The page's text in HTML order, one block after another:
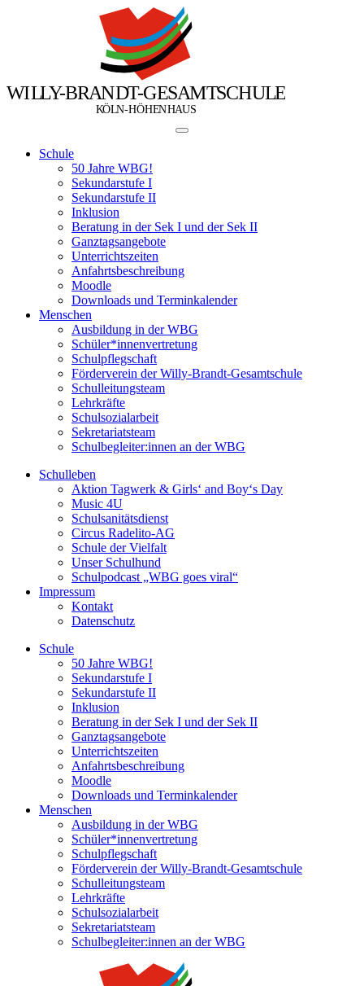
WILLY-BRANDT-GESAMTSCHULE
KÖLN-HÖHENHAUS
Schule
50 Jahre WBG!
Sekundarstufe I
Sekundarstufe II
Inklusion
Beratung in der Sek I und der Sek II
Ganztagsangebote
Unterrichtszeiten
Anfahrtsbeschreibung
Moodle
Downloads und Terminkalender
Menschen
Ausbildung in der WBG
Schüler*innenvertretung
Schulpflegschaft
Förderverein der Willy-Brandt-Gesamtschule
Schulleitungsteam
Lehrkräfte
Schulsozialarbeit
Sekretariatsteam
Schulbegleiter:innen an der WBG
Schulleben
Aktion Tagwerk & Girls‘ and Boy‘s Day
Music 4U
Schulsanitätsdienst
Circus Radelito-AG
Schule der Vielfalt
Unser Schulhund
Schulpodcast „WBG goes viral“
Impressum
Kontakt
Datenschutz
Schule
50 Jahre WBG!
Sekundarstufe I
Sekundarstufe II
Inklusion
Beratung in der Sek I und der Sek II
Ganztagsangebote
Unterrichtszeiten
Anfahrtsbeschreibung
Moodle
Downloads und Terminkalender
Menschen
Ausbildung in der WBG
Schüler*innenvertretung
Schulpflegschaft
Förderverein der Willy-Brandt-Gesamtschule
Schulleitungsteam
Lehrkräfte
Schulsozialarbeit
Sekretariatsteam
Schulbegleiter:innen an der WBG